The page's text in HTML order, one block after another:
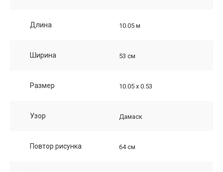
Длина 10.05 м
Ширина 53 см
Размер 10.05 х 0.53
Узор Дамаск
Повтор рисунка 64 см